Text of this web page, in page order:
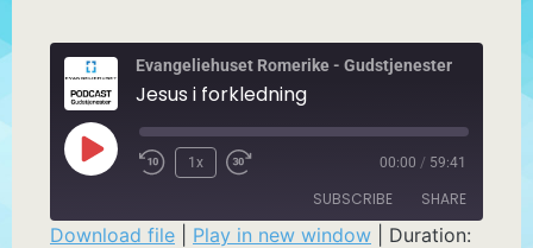
Evangeliehuset Romerike - Gudstjenester
Jesus i forkledning
1x 00:00 / 59:41
SUBSCRIBE SHARE
Download file Play in new window
Duration: